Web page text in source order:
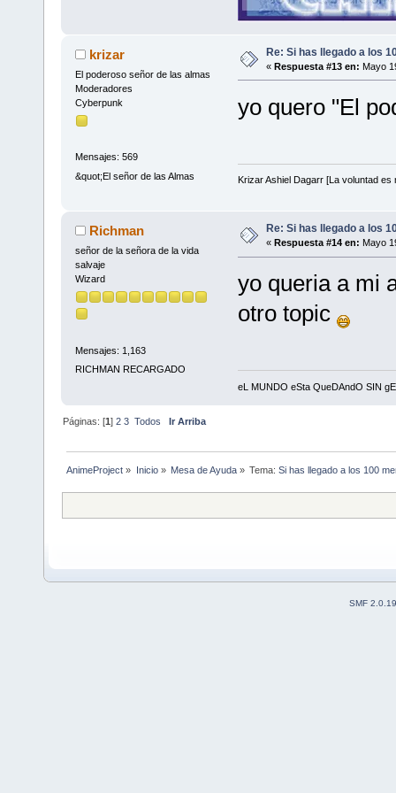
krizar
El poderoso señor de las almas
Moderadores
Cyberpunk
Mensajes: 569
&quot;El señor de las Almas
Re: Si has llegado a los
« Respuesta #13 en: Mayo
yo quero "El
Krizar Ashiel Dagarr [La voluntad es
Richman
señor de la señora de la vida
salvaje
Wizard
Mensajes: 1,163
RICHMAN RECARGADO
Re: Si has llegado a los
« Respuesta #14 en: Mayo
yo queria a mi
otro topic
eL MUNDO eSta QueDAndO SIN
Páginas: [1]2 3 Todos Ir Arriba
AnimeProject » Inicio» Mesa de Ayuda» Tema:Si has llegado a los 100
SMF 2.0.19